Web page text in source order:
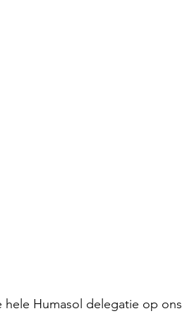
KinkeliBa - 2023
Humasol delegatie op ons